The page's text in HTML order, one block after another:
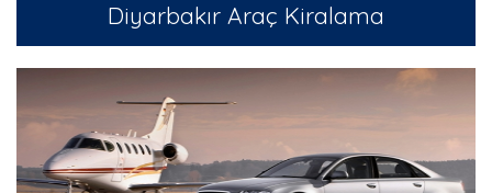
Diyarbakır Araç Kiralama